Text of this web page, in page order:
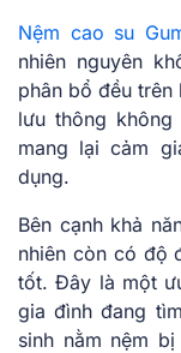
Nệm cao su
nhiên nguyên
phân bổ đều
lưu thông
mang lại cảm
dụng.
Bên cạnh khả
nhiên còn có độ
tốt. Đây là một
gia đình đang
sinh nằm nệm